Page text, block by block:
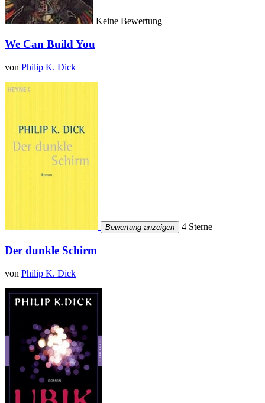
Keine Bewertung
We Can Build You
von Philip K. Dick
Bewertung anzeigen 4 Sterne
Der dunkle Schirm
von Philip K. Dick